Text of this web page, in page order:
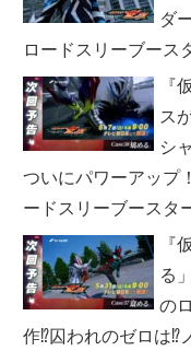
ダ
ロードスリーブース
『
ス
シ
ついにパワーアップ
ードスリーブースタ
『
る
の
作⁉囚われのゼロは⁉